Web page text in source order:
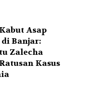
Asap
Banjar:
Zalecha
Kasus